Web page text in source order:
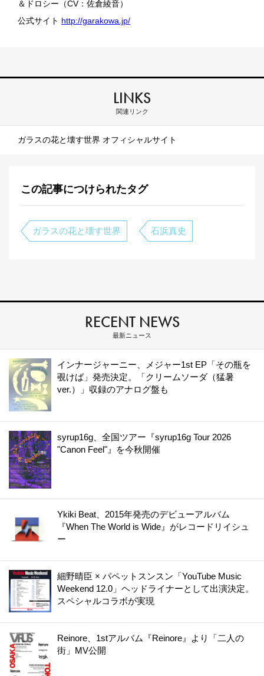
＆ドロシー（CV：佐倉綾音）
公式サイト http://garakowa.jp/
LINKS
関連リンク
ガラスの花と壊す世界 オフィシャルサイト
この記事につけられたタグ
ガラスの花と壊す世界 石浜真史
RECENT NEWS
最新ニュース
インナージャーニー、メジャー1st EP「その瓶を
覗けば」発売決定。「クリームソーダ（猛暑
ver.）」収録のアナログ盤も
syrup16g、全国ツアー『syrup16g Tour 2026
"Canon Feel"』を今秋開催
Ykiki Beat、2015年発売のデビューアルバム
『When The World is Wide』がレコードリイシュ
ー
細野晴臣 × パペットスンスン「YouTube Music
Weekend 12.0」ヘッドライナーとして出演決定。
スペシャルコラボが実現
Reinore、1stアルバム『Reinore』より「二人の
街」MV公開